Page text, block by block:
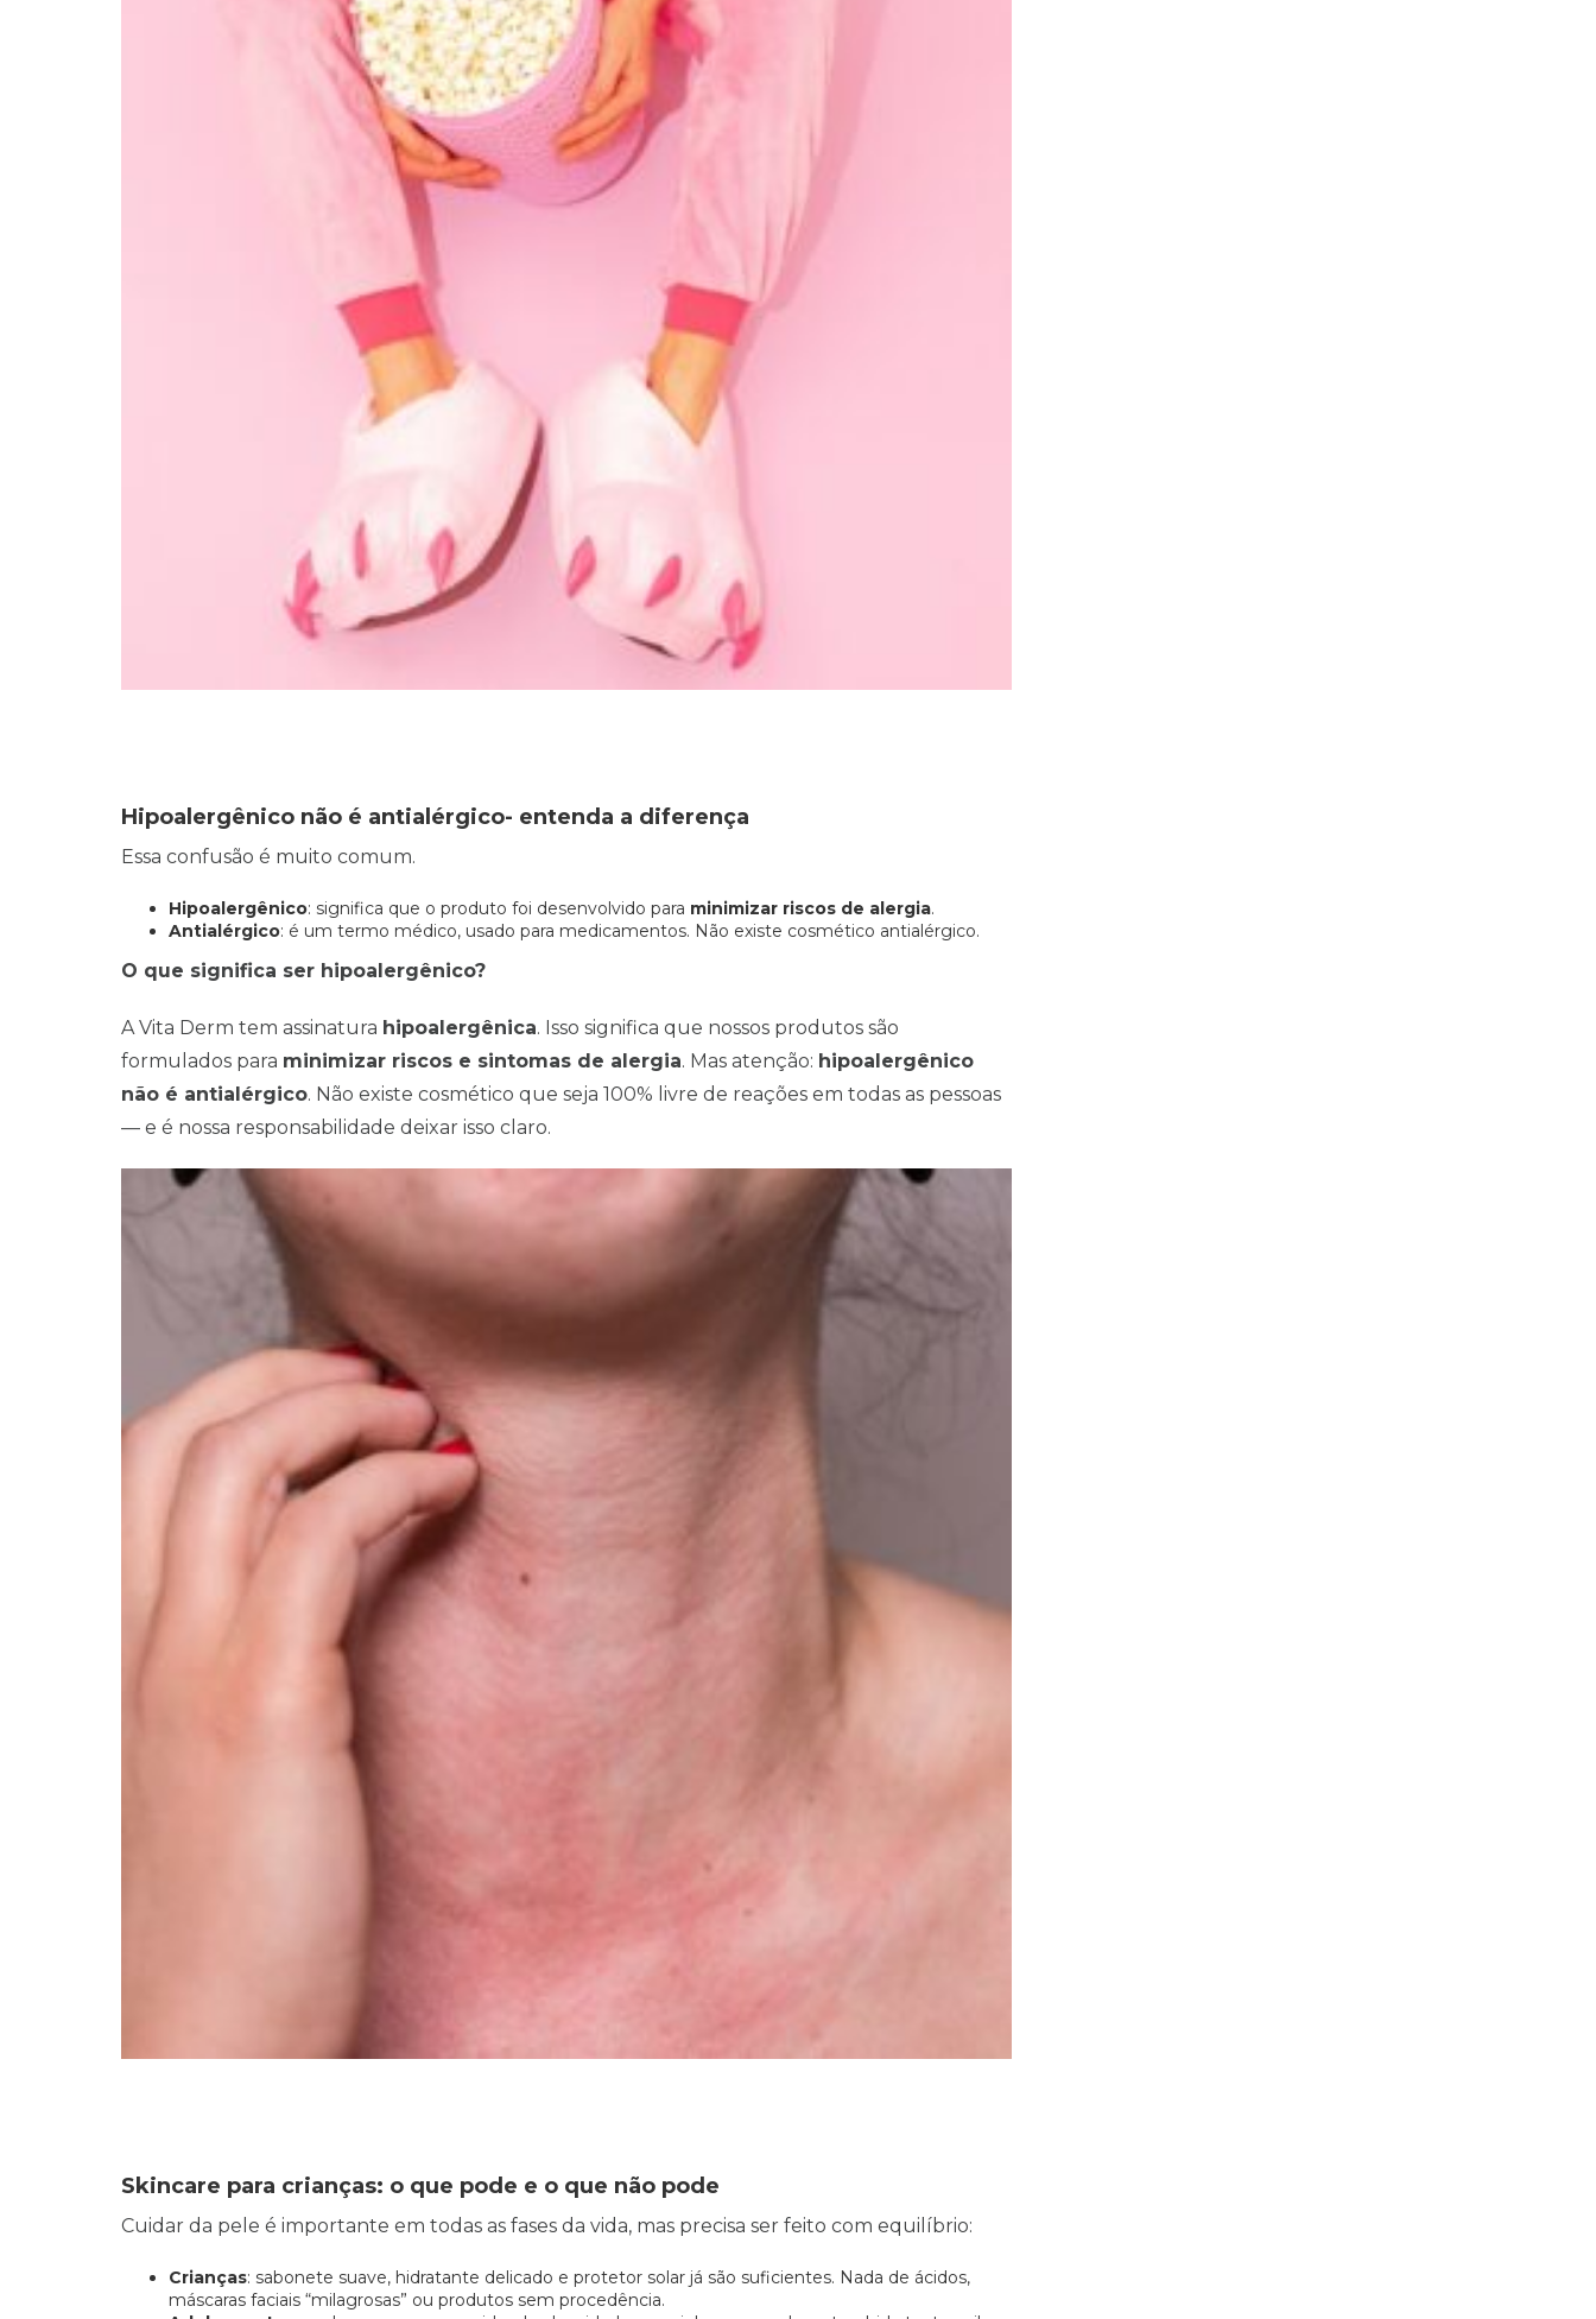
Hipoalergênico não é antialérgico- entenda a diferença
Essa confusão é muito comum.
Hipoalergênico: significa que o produto foi desenvolvido para minimizar riscos de alergia.
Antialérgico: é um termo médico, usado para medicamentos. Não existe cosmético antialérgico.
O que significa ser hipoalergênico?
A Vita Derm tem assinatura hipoalergênica. Isso significa que nossos produtos são
formulados para minimizar riscos e sintomas de alergia. Mas atenção: hipoalergênico
não é antialérgico. Não existe cosmético que seja 100% livre de reações em todas as pessoas
— e é nossa responsabilidade deixar isso claro.
Skincare para crianças: o que pode e o que não pode
Cuidar da pele é importante em todas as fases da vida, mas precisa ser feito com equilíbrio:
Crianças: sabonete suave, hidratante delicado e protetor solar já são suficientes. Nada de ácidos,
máscaras faciais “milagrosas” ou produtos sem procedência.